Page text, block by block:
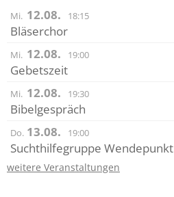
Mi. 12.08. 18:15
Bläserchor
Mi. 12.08. 19:00
Gebetszeit
Mi. 12.08. 19:30
Bibelgespräch
Do. 13.08. 19:00
Suchthilfegruppe Wendepunkt
weitere Veranstaltungen